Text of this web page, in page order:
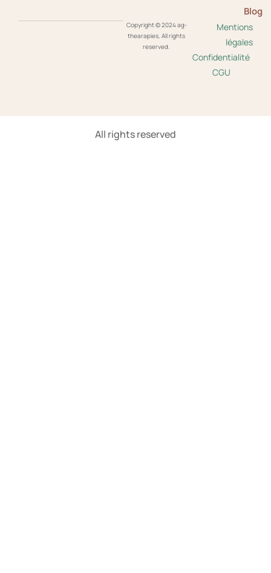
Blog
Copyright © 2024 ag-
thearapies, All rights
reserved.
Mentions
légales
Confidentialité
CGU
All rights reserved